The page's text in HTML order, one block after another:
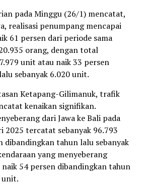
pada Minggu (26/1) mencatat,
realisasi penumpang mencapai
61 persen dari periode sama
orang, dengan total
unit atau naik 33 persen
sebanyak 6.020 unit.
Ketapang-Gilimanuk, trafik
kenaikan signifikan.
dari Jawa ke Bali pada
2025 tercatat sebanyak 96.793
dibandingkan tahun lalu sebanyak
yang menyeberang
54 persen dibandingkan tahun
unit.